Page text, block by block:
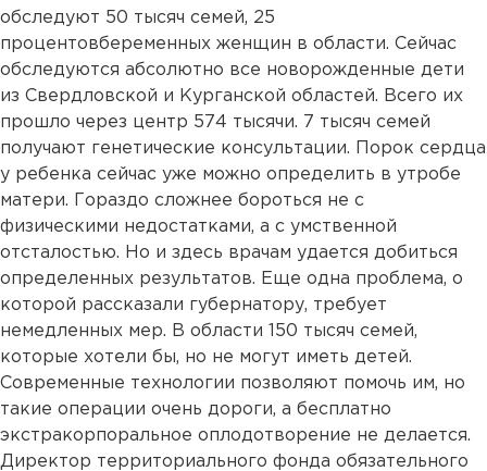
обследуют 50 тысяч семей, 25
процентовбеременных женщин в области. Сейчас
обследуются абсолютно все новорожденные дети
из Свердловской и Курганской областей. Всего их
прошло через центр 574 тысячи. 7 тысяч семей
получают генетические консультации. Порок сердца
у ребенка сейчас уже можно определить в утробе
матери. Гораздо сложнее бороться не с
физическими недостатками, а с умственной
отсталостью. Но и здесь врачам удается добиться
определенных результатов. Еще одна проблема, о
которой рассказали губернатору, требует
немедленных мер. В области 150 тысяч семей,
которые хотели бы, но не могут иметь детей.
Современные технологии позволяют помочь им, но
такие операции очень дороги, а бесплатно
экстракорпоральное оплодотворение не делается.
Директор территориального фонда обязательного